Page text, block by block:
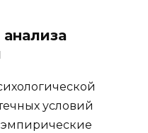
условий